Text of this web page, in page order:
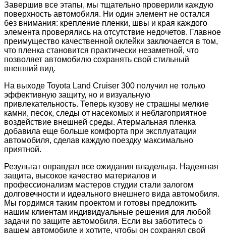
Завершив все этапы, мы тщательно проверили каждую
поверхность автомобиля. Ни один элемент не остался
без внимания: крепление пленки, швы и края каждого
элемента проверялись на отсутствие недочетов. Главное
преимущество качественной оклейки заключается в том,
что пленка становится практически незаметной, что
позволяет автомобилю сохранять свой стильный
внешний вид.
На выходе Toyota Land Cruiser 300 получил не только
эффективную защиту, но и визуальную
привлекательность. Теперь кузову не страшны мелкие
камни, песок, следы от насекомых и неблагоприятное
воздействие внешней среды. Атермальная пленка
добавила еще больше комфорта при эксплуатации
автомобиля, сделав каждую поездку максимально
приятной.
Результат оправдал все ожидания владельца. Надежная
защита, высокое качество материалов и
профессионализм мастеров студии стали залогом
долговечности и идеального внешнего вида автомобиля.
Мы гордимся таким проектом и готовы предложить
нашим клиентам индивидуальные решения для любой
задачи по защите автомобиля. Если вы заботитесь о
вашем автомобиле и хотите, чтобы он сохранял свой